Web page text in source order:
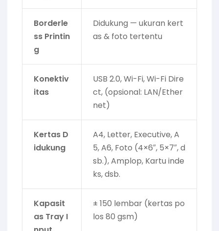
Borderle
ss Printin
g
Didukung — ukuran kert
as & foto tertentu
Konektiv
itas
USB 2.0, Wi-Fi, Wi-Fi Dire
ct, (opsional: LAN/Ether
net)
Kertas D
idukung
A4, Letter, Executive, A
5, A6, Foto (4×6″, 5×7″, d
sb.), Amplop, Kartu inde
ks, dsb.
Kapasit
as Tray I
± 150 lembar (kertas po
los 80 gsm)